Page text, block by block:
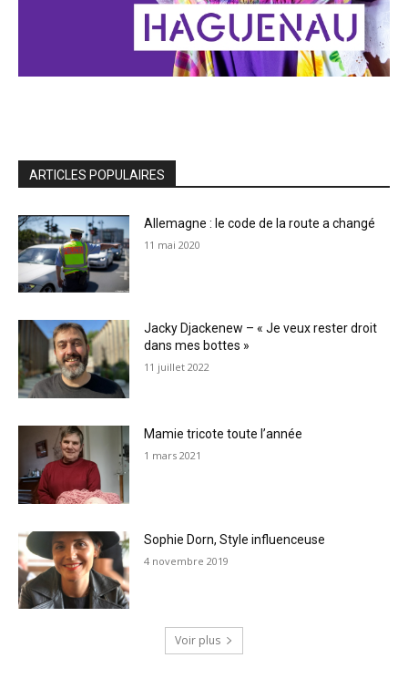
ARTICLES POPULAIRES
Allemagne : le code de la route a changé
11 mai 2020
Jacky Djackenew – « Je veux rester droit
dans mes bottes »
11 juillet 2022
Mamie tricote toute l’année
1 mars 2021
Sophie Dorn, Style influenceuse
4 novembre 2019
Voir plus